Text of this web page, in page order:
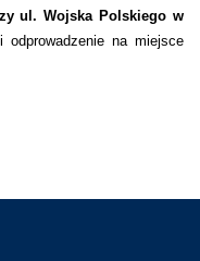
ul. Wojska Polskiego w
na miejsce